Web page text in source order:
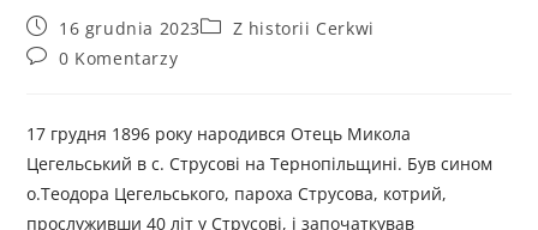
16 grudnia 2023
Z historii Cerkwi
0 Komentarzy
17 грудня 1896 року народився Отець Микола
Цегельський в с. Струсові на Тернопільщині. Був сином
о.Теодора Цегельського, пароха Струсова, котрий,
прослуживши 40 літ у Струсові, і започаткував